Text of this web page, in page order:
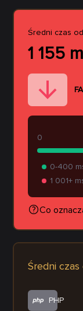
Średni czas
1 155
0
0-400
1 001+
Co
Średni
PHP